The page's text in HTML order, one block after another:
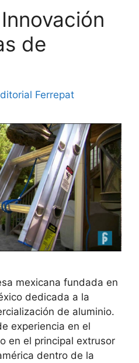
de
Ferrepat
mexicana fundada en
dedicada a la
de aluminio.
experiencia en el
en el principal extrusor
dentro de la